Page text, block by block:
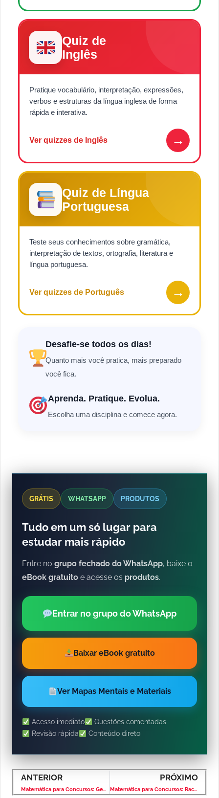
Quiz de
Inglês
Pratique vocabulário, interpretação, expressões,
verbos e estruturas da língua inglesa de forma
rápida e interativa.
Ver quizzes de Inglês →
Quiz de Língua
Portuguesa
Teste seus conhecimentos sobre gramática,
interpretação de textos, ortografia, literatura e
língua portuguesa.
Ver quizzes de Português →
Desafie-se todos os dias!
Quanto mais você pratica, mais preparado
você fica.
Aprenda. Pratique. Evolua.
Escolha uma disciplina e comece agora.
GRÁTIS WHATSAPP PRODUTOS
Tudo em um só lugar para
estudar mais rápido
Entre no grupo fechado do WhatsApp, baixe o
eBook gratuito e acesse os produtos.
Entrar no grupo do WhatsApp
Baixar eBook gratuito
Ver Mapas Mentais e Materiais
Acesso imediato
Questões comentadas
Revisão rápida
Conteúdo direto
ANTERIOR
Matemática para Concursos: Geometria Plana – Banca VUNESP – Nível Superior
PRÓXIMO
Matemática para Concursos: Raciocínio Lógico – Banca VUNESP – Nível Superior